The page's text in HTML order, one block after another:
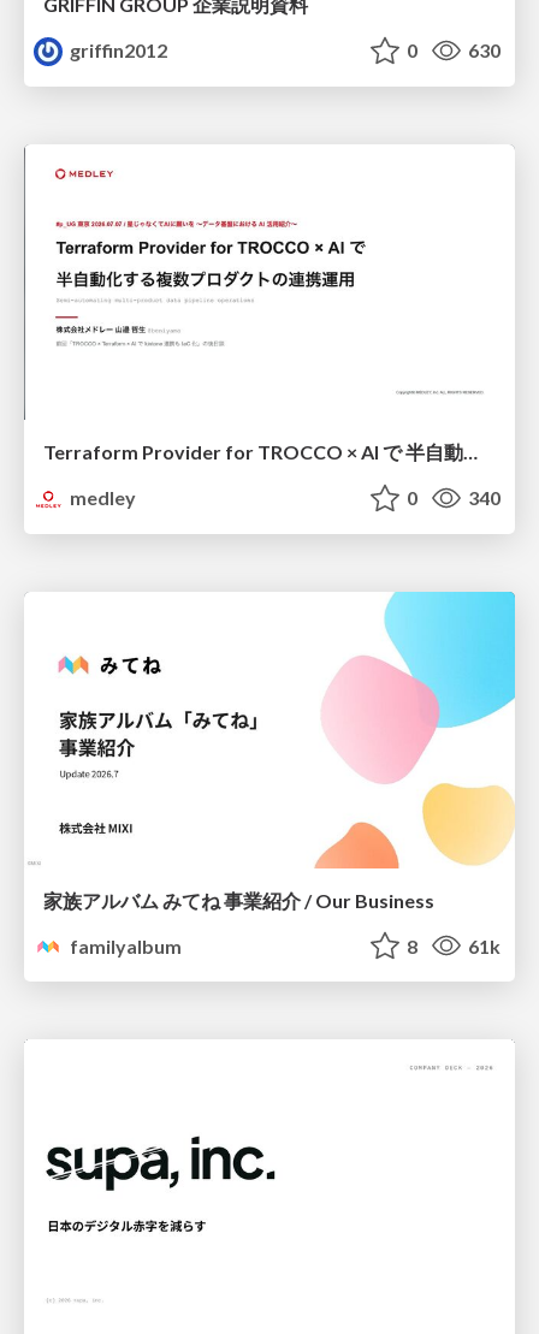
griffin2012
0 630
Terraform Provider for TROCCO × AI で 半自動化する複数プロダクトの連携運用 / Semi-Automating Multi-Product Data Integration Ops with the Terraform Provider for TROCCO × AI
medley
0 340
家族アルバム みてね 事業紹介 / Our Business
familyalbum
8 61k